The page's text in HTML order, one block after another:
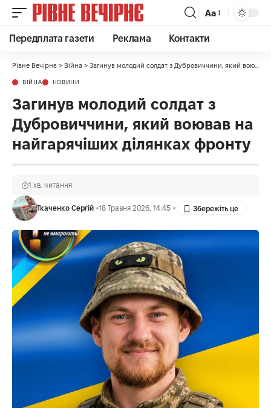
Аа
Передплата газети Реклама Контакти
Рівне Вечірнє > Війна > Загинув молодий солдат з Дубровиччини, який воював на найгарячіших ділянках фронту
ВІЙНА НОВИНИ
Загинув молодий солдат з
Дубровиччини, який воював на
найгарячіших ділянках фронту
Ткаченко Сергій 18 Травня 2026, 14:45
1 хв. читання